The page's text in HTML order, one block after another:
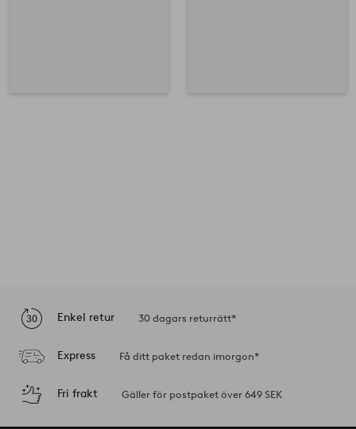
Enkel retur 30 dagars returrätt*
Express Få ditt paket redan imorgon*
Fri frakt Gäller för postpaket över 649 SEK